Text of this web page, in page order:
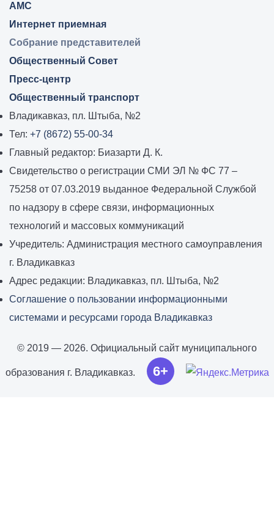
АМС
Интернет приемная
Собрание представителей
Общественный Совет
Пресс-центр
Общественный транспорт
Владикавказ, пл. Штыба, №2
Тел: +7 (8672) 55-00-34
Главный редактор: Биазарти Д. К.
Свидетельство о регистрации СМИ ЭЛ № ФС 77 –
75258 от 07.03.2019 выданное Федеральной Службой
по надзору в сфере связи, информационных
технологий и массовых коммуникаций
Учредитель: Администрация местного самоуправления
г. Владикавказ
Адрес редакции: Владикавказ, пл. Штыба, №2
Соглашение о пользовании информационными
системами и ресурсами города Владикавказ
© 2019 — 2026. Официальный сайт муниципального
образования г. Владикавказ. 6+